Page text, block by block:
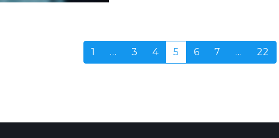
1 … 3 4 5 6 7 … 22